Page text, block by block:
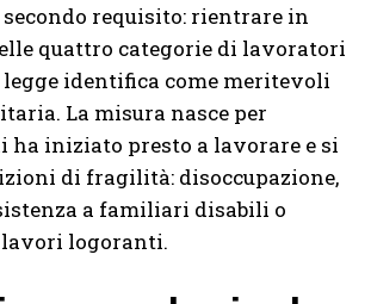
requisito: rientrare in
quattro categorie di lavoratori
identifica come meritevoli
La misura nasce per
ha iniziato presto a lavorare e si
di fragilità: disoccupazione,
a familiari disabili o
lavori logoranti.